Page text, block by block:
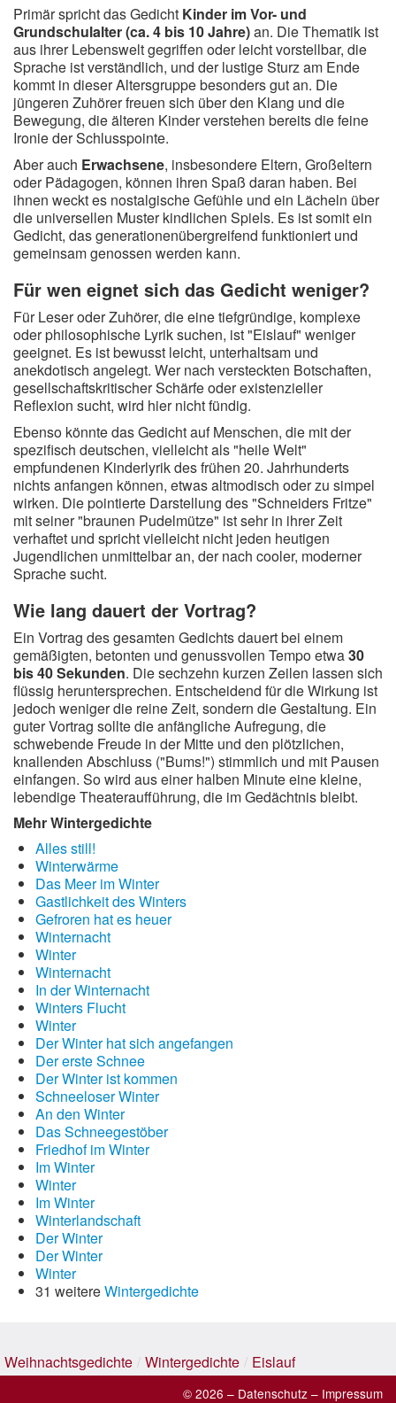
Primär spricht das Gedicht Kinder im Vor- und
Grundschulalter (ca. 4 bis 10 Jahre)an. Die Thematik ist
aus ihrer Lebenswelt gegriffen oder leicht vorstellbar, die
Sprache ist verständlich, und der lustige Sturz am Ende
kommt in dieser Altersgruppe besonders gut an. Die
jüngeren Zuhörer freuen sich über den Klang und die
Bewegung, die älteren Kinder verstehen bereits die feine
Ironie der Schlusspointe.
Aber auch Erwachsene, insbesondere Eltern, Großeltern
oder Pädagogen, können ihren Spaß daran haben. Bei
ihnen weckt es nostalgische Gefühle und ein Lächeln über
die universellen Muster kindlichen Spiels. Es ist somit ein
Gedicht, das generationenübergreifend funktioniert und
gemeinsam genossen werden kann.
Für wen eignet sich das Gedicht weniger?
Für Leser oder Zuhörer, die eine tiefgründige, komplexe
oder philosophische Lyrik suchen, ist "Eislauf" weniger
geeignet. Es ist bewusst leicht, unterhaltsam und
anekdotisch angelegt. Wer nach versteckten Botschaften,
gesellschaftskritischer Schärfe oder existenzieller
Reflexion sucht, wird hier nicht fündig.
Ebenso könnte das Gedicht auf Menschen, die mit der
spezifisch deutschen, vielleicht als "heile Welt"
empfundenen Kinderlyrik des frühen 20. Jahrhunderts
nichts anfangen können, etwas altmodisch oder zu simpel
wirken. Die pointierte Darstellung des "Schneiders Fritze"
mit seiner "braunen Pudelmütze" ist sehr in ihrer Zeit
verhaftet und spricht vielleicht nicht jeden heutigen
Jugendlichen unmittelbar an, der nach cooler, moderner
Sprache sucht.
Wie lang dauert der Vortrag?
Ein Vortrag des gesamten Gedichts dauert bei einem
gemäßigten, betonten und genussvollen Tempo etwa30
bis 40 Sekunden. Die sechzehn kurzen Zeilen lassen sich
flüssig heruntersprechen. Entscheidend für die Wirkung ist
jedoch weniger die reine Zeit, sondern die Gestaltung. Ein
guter Vortrag sollte die anfängliche Aufregung, die
schwebende Freude in der Mitte und den plötzlichen,
knallenden Abschluss ("Bums!") stimmlich und mit Pausen
einfangen. So wird aus einer halben Minute eine kleine,
lebendige Theateraufführung, die im Gedächtnis bleibt.
Mehr Wintergedichte
Alles still!
Winterwärme
Das Meer im Winter
Gastlichkeit des Winters
Gefroren hat es heuer
Winternacht
Winter
Winternacht
In der Winternacht
Winters Flucht
Winter
Der Winter hat sich angefangen
Der erste Schnee
Der Winter ist kommen
Schneeloser Winter
An den Winter
Das Schneegestöber
Friedhof im Winter
Im Winter
Winter
Im Winter
Winterlandschaft
Der Winter
Der Winter
Winter
31 weitereWintergedichte
Weihnachtsgedichte / Wintergedichte / Eislauf
© 2026 – Datenschutz – Impressum